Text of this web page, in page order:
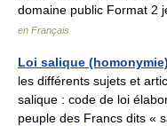
domaine public Format
en Français
Loi salique (homonymie)
les différents sujets et
salique : code de loi
peuple des Francs dits «